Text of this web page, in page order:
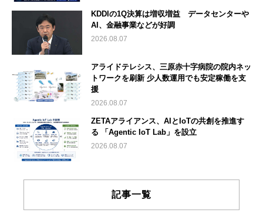
KDDIの1Q決算は増収増益 データセンターや
AI、金融事業などが好調
2026.08.07
アライドテレシス、三原赤十字病院の院内ネッ
トワークを刷新 少人数運用でも安定稼働を支
援
2026.08.07
ZETAアライアンス、AIとIoTの共創を推進す
る 「Agentic IoT Lab」を設立
2026.08.07
記事一覧